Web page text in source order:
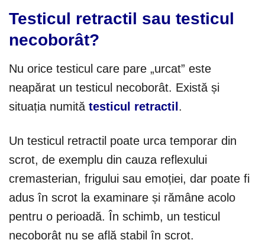
Testicul retractil sau testicul
necoborât?
Nu orice testicul care pare „urcat” este
neapărat un testicul necoborât. Există și
situația numită testicul retractil .
Un testicul retractil poate urca temporar din
scrot, de exemplu din cauza reflexului
cremasterian, frigului sau emoției, dar poate fi
adus în scrot la examinare și rămâne acolo
pentru o perioadă. În schimb, un testicul
necoborât nu se află stabil în scrot.